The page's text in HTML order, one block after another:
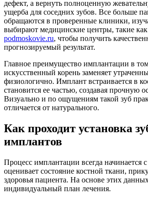
дефект, а вернуть полноценную
ущерба для соседних зубов. Все больше
обращаются в проверенные клиники,
выбирают медицинские центры, такие как
podmoskovie.ru, чтобы получить
прогнозируемый результат.
Главное преимущество имплантации в
искусственный корень заменяет
физиологично. Имплант встраивается в
становится ее частью, создавая прочную
Визуально и по ощущениям такой зуб
отличается от натурального.
Как проходит установка
имплантов
Процесс имплантации всегда начинается
оценивает состояние костной ткани,
здоровья пациента. На основе этих данных
индивидуальный план лечения.